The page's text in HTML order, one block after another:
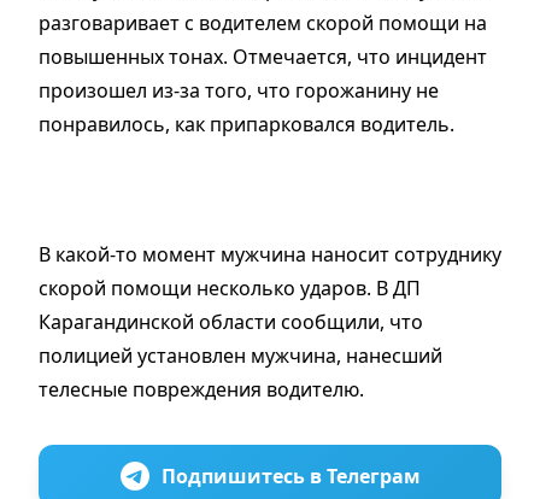
разговаривает с водителем скорой помощи на
повышенных тонах. Отмечается, что инцидент
произошел из-за того, что горожанину не
понравилось, как припарковался водитель.
В какой-то момент мужчина наносит сотруднику
скорой помощи несколько ударов. В ДП
Карагандинской области сообщили, что
полицией установлен мужчина, нанесший
телесные повреждения водителю.
Подпишитесь в Телеграм